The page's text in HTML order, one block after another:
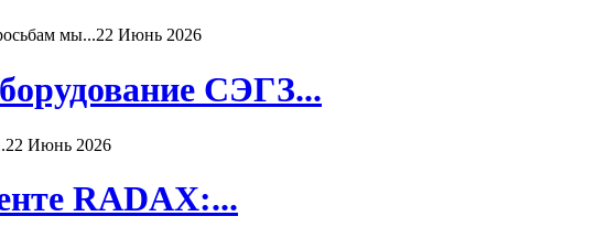
мы...22 Июнь 2026
СЭГЗ...
22 Июнь 2026
RADAX:...